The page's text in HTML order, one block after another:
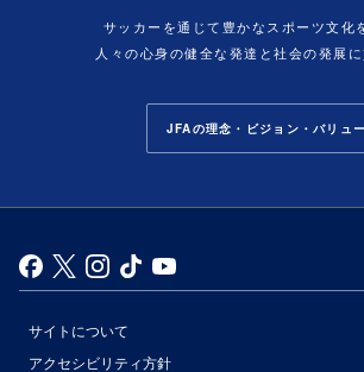
サッカーを通じて豊かなスポーツ文化
人々の心身の健全な発達と社会の発展に
JFAの理念・ビジョン・バリュー
サイトについて
アクセシビリティ方針